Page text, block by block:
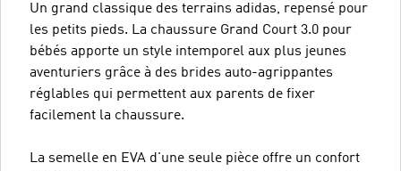
Un grand classique des terrains adidas, repensé pour
les petits pieds. La chaussure Grand Court 3.0 pour
bébés apporte un style intemporel aux plus jeunes
aventuriers grâce à des brides auto-agrippantes
réglables qui permettent aux parents de fixer
facilement la chaussure.
La semelle en EVA d'une seule pièce offre un confort